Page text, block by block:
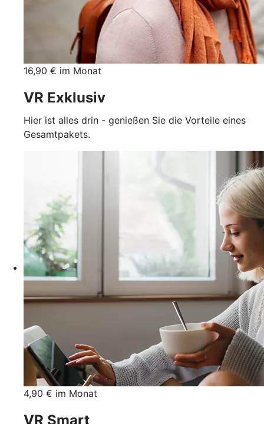
16,90 € im Monat
VR Exklusiv
Hier ist alles drin - genießen Sie die Vorteile eines
Gesamtpakets.
4,90 € im Monat
VR Smart